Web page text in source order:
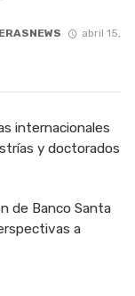
abril 15,
internacionales
y doctorados
de Banco Santa
a